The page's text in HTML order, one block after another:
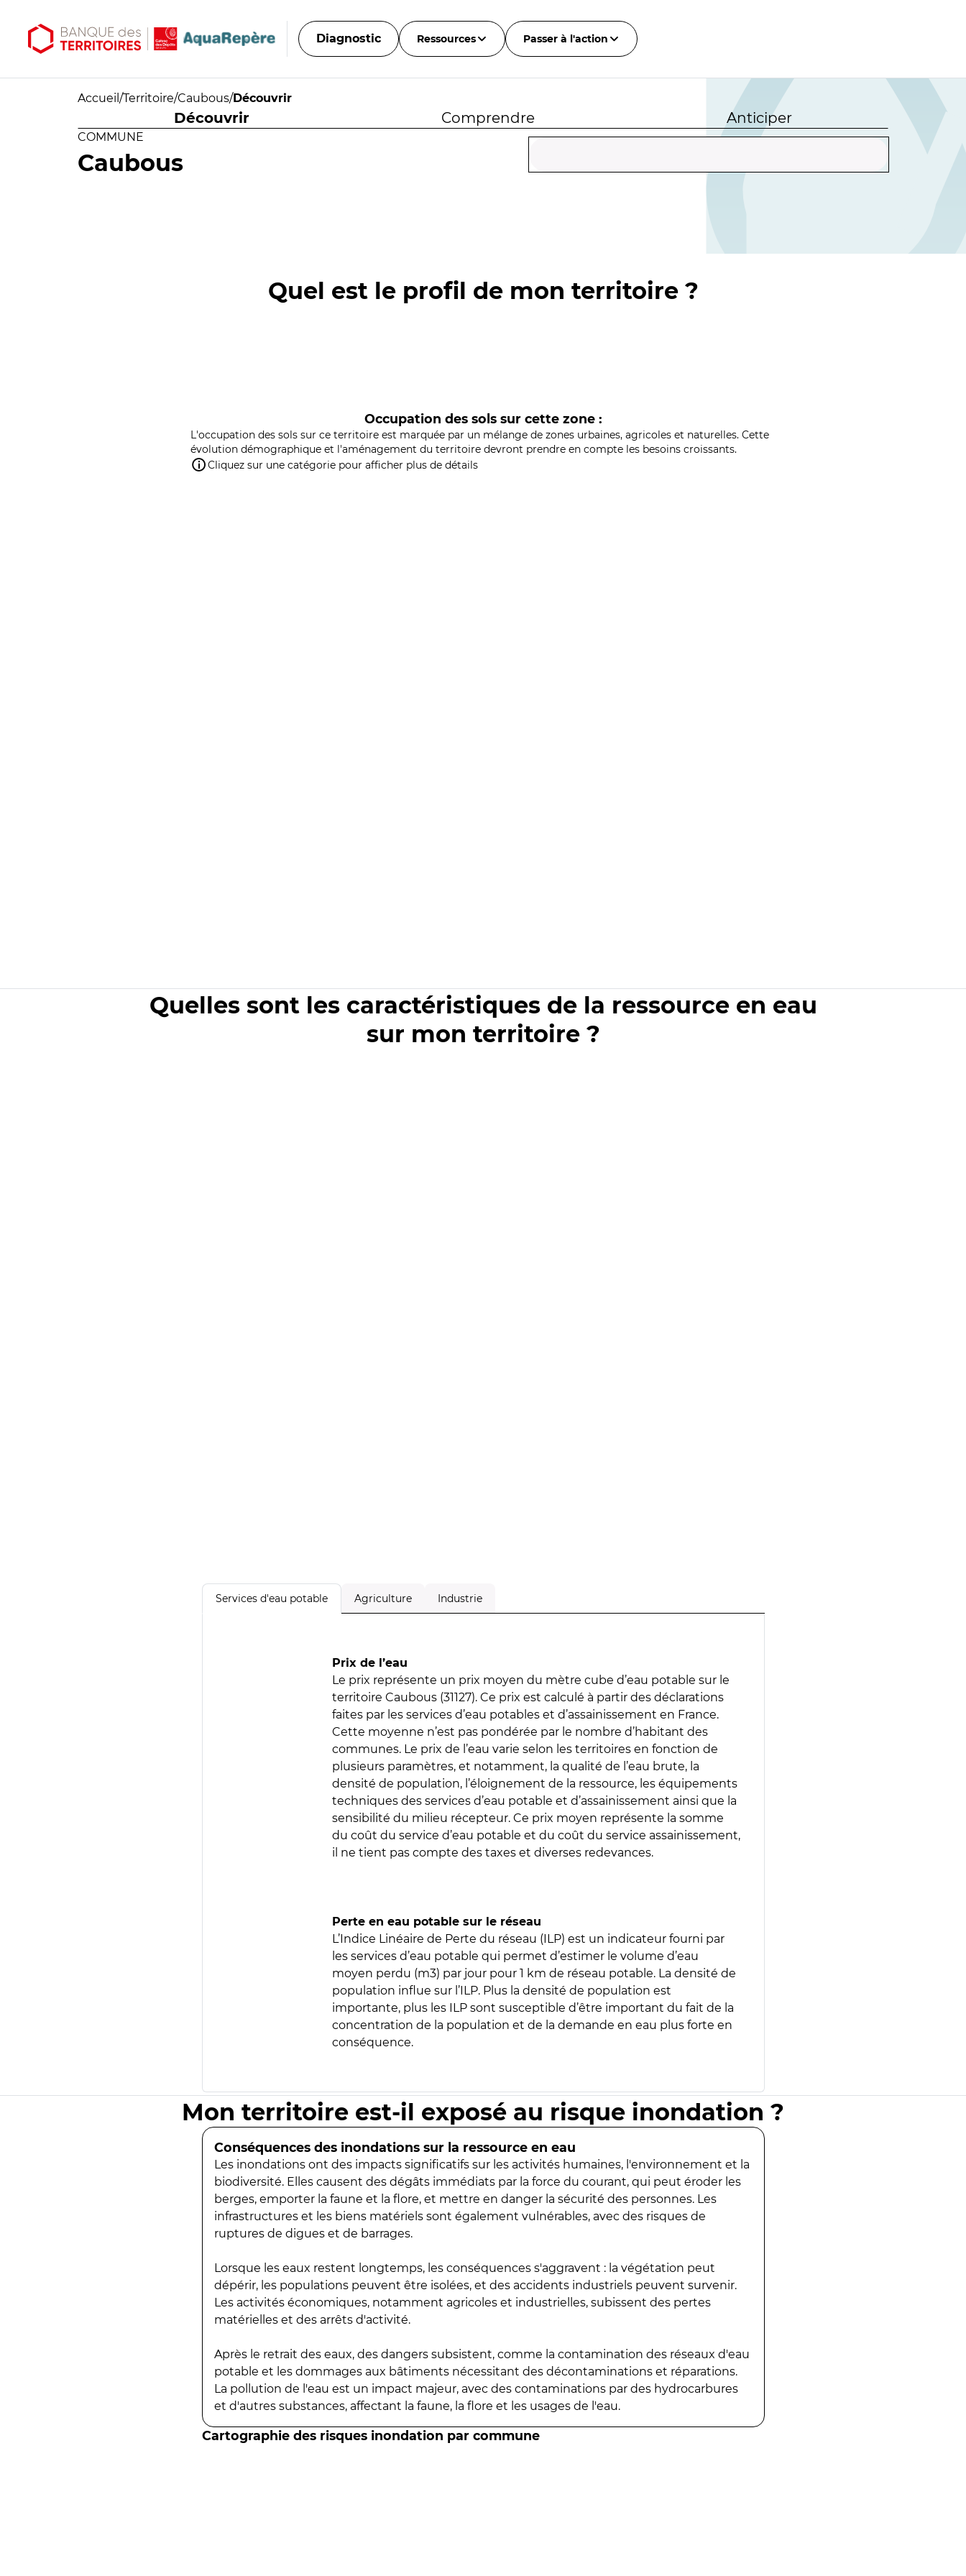
Diagnostic Ressources Passer à l'action
Accueil /Territoire/Caubous/Découvrir
Découvrir Comprendre Anticiper
COMMUNE
Caubous
Quel est le profil de mon territoire ?
Occupation des sols sur cette zone :
L'occupation des sols sur ce territoire est marquée par un mélange de zones urbaines, agricoles et naturelles. Cette
évolution démographique et l'aménagement du territoire devront prendre en compte les besoins croissants.
Cliquez sur une catégorie pour afficher plus de détails
Quelles sont les caractéristiques de la ressource en eau
sur mon territoire ?
Services d'eau potable Agriculture Industrie
Prix de l’eau
Le prix représente un prix moyen du mètre cube d’eau potable sur le
territoire Caubous (31127). Ce prix est calculé à partir des déclarations
faites par les services d’eau potables et d’assainissement en France.
Cette moyenne n’est pas pondérée par le nombre d’habitant des
communes. Le prix de l’eau varie selon les territoires en fonction de
plusieurs paramètres, et notamment, la qualité de l’eau brute, la
densité de population, l’éloignement de la ressource, les équipements
techniques des services d’eau potable et d’assainissement ainsi que la
sensibilité du milieu récepteur. Ce prix moyen représente la somme
du coût du service d’eau potable et du coût du service assainissement,
il ne tient pas compte des taxes et diverses redevances.
Perte en eau potable sur le réseau
L’Indice Linéaire de Perte du réseau (ILP) est un indicateur fourni par
les services d’eau potable qui permet d’estimer le volume d’eau
moyen perdu (m3) par jour pour 1 km de réseau potable. La densité de
population influe sur l’ILP. Plus la densité de population est
importante, plus les ILP sont susceptible d’être important du fait de la
concentration de la population et de la demande en eau plus forte en
conséquence.
Mon territoire est-il exposé au risque inondation ?
Conséquences des inondations sur la ressource en eau
Les inondations ont des impacts significatifs sur les activités humaines, l'environnement et la
biodiversité. Elles causent des dégâts immédiats par la force du courant, qui peut éroder les
berges, emporter la faune et la flore, et mettre en danger la sécurité des personnes. Les
infrastructures et les biens matériels sont également vulnérables, avec des risques de
ruptures de digues et de barrages.
Lorsque les eaux restent longtemps, les conséquences s'aggravent : la végétation peut
dépérir, les populations peuvent être isolées, et des accidents industriels peuvent survenir.
Les activités économiques, notamment agricoles et industrielles, subissent des pertes
matérielles et des arrêts d'activité.
Après le retrait des eaux, des dangers subsistent, comme la contamination des réseaux d'eau
potable et les dommages aux bâtiments nécessitant des décontaminations et réparations.
La pollution de l'eau est un impact majeur, avec des contaminations par des hydrocarbures
et d'autres substances, affectant la faune, la flore et les usages de l'eau.
Cartographie des risques inondation par commune